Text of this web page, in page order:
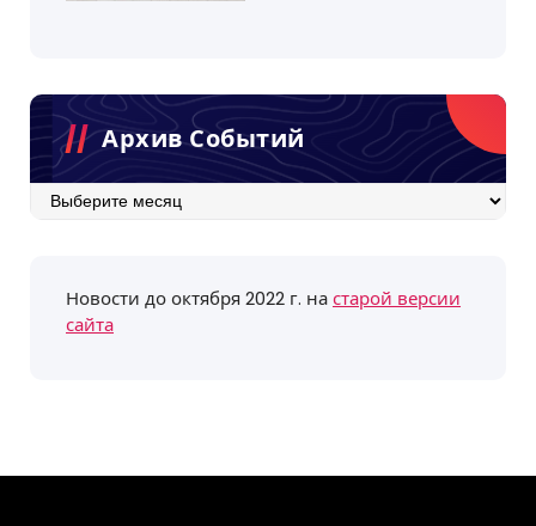
Архив Событий
Архив
Новости до октября 2022 г. настарой версии
сайта